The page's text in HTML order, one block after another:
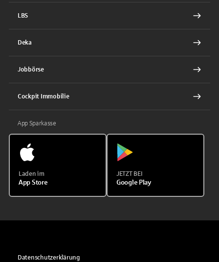
LBS
Deka
Jobbörse
Cockpit Immobilie
App Sparkasse
Laden im
App Store
JETZT BEI
Google Play
Datenschutzerklärung